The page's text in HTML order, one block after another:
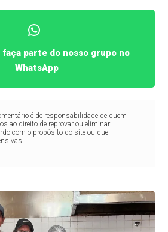
faça parte do nosso grupo no
WhatsApp
é de responsabilidade de quem
ao direito de reprovar ou eliminar
com o propósito do site ou que